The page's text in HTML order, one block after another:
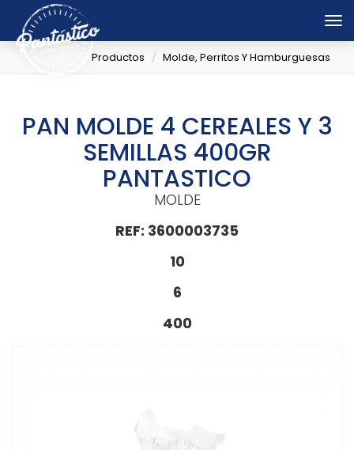
Productos Molde, Perritos Y Hamburguesas
PAN MOLDE 4 CEREALES Y 3
SEMILLAS 400GR
PANTASTICO
MOLDE
REF: 3600003735
10
6
400